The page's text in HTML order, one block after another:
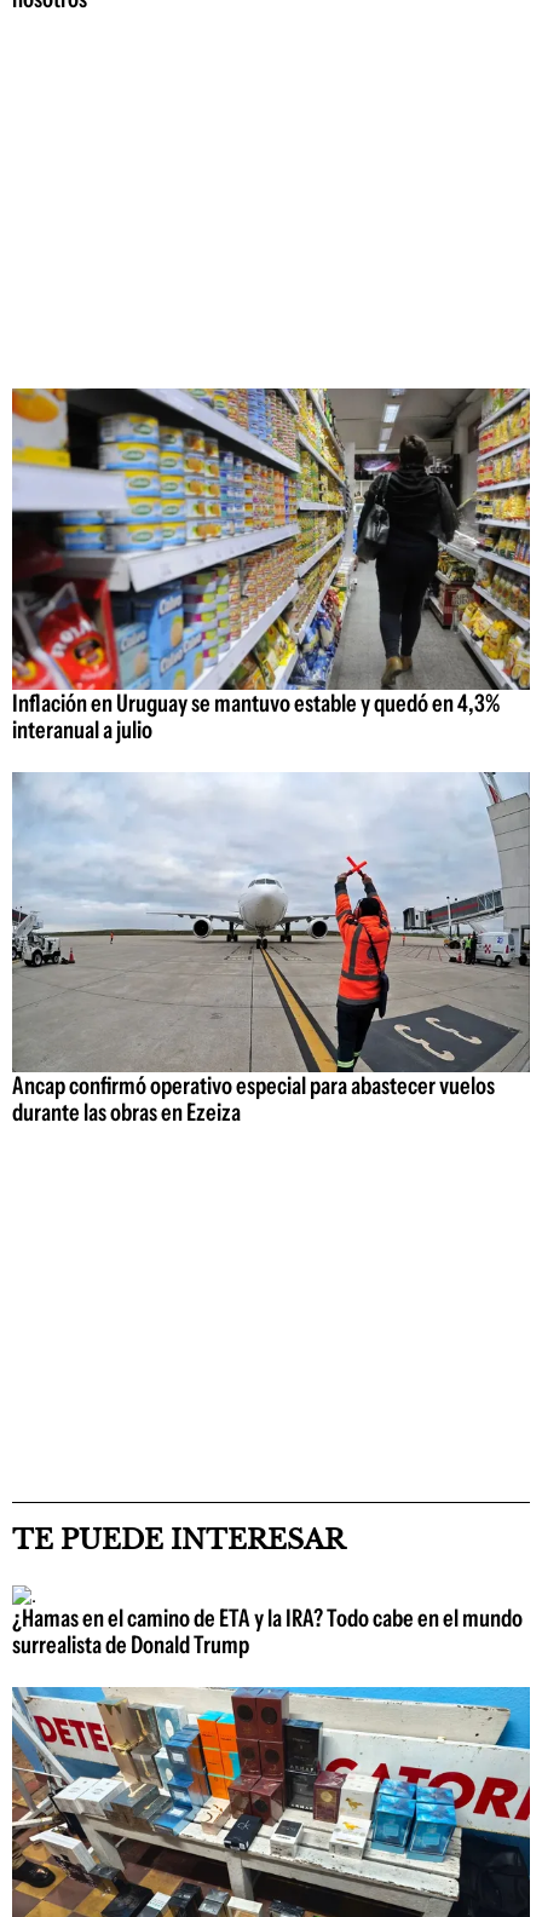
Inflación en Uruguay se mantuvo estable y quedó en 4,3%
interanual a julio
Ancap confirmó operativo especial para abastecer vuelos
durante las obras en Ezeiza
TE PUEDE INTERESAR
¿Hamas en el camino de ETA y la IRA? Todo cabe en el mundo
surrealista de Donald Trump